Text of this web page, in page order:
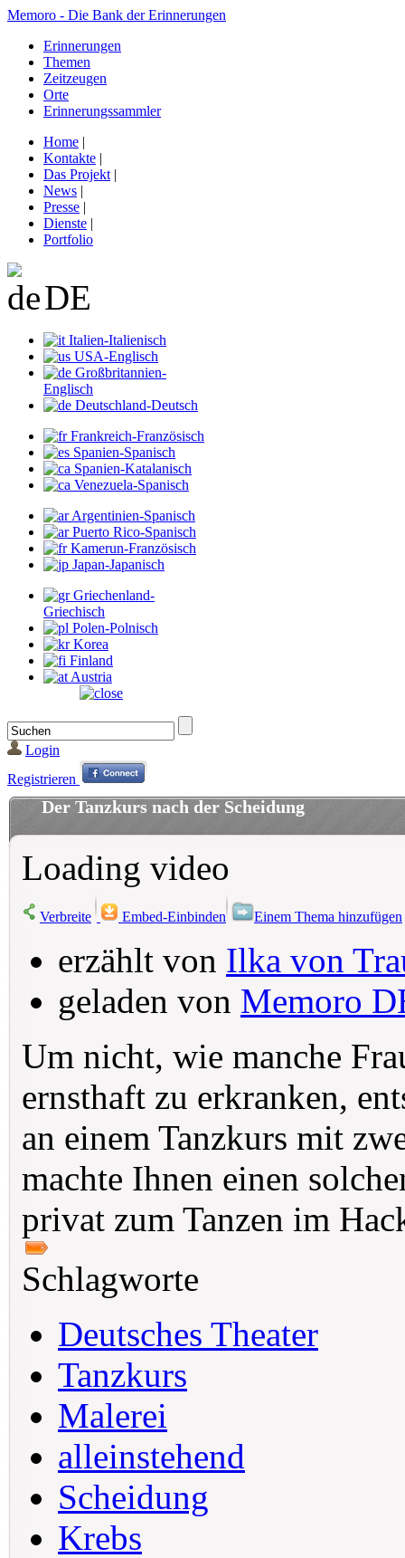
Memoro - Die Bank der Erinnerungen
Erinnerungen
Themen
Zeitzeugen
Orte
Erinnerungssammler
Home |
Kontakte |
Das Projekt |
News |
Presse |
Dienste |
Portfolio
DE
Italien-Italienisch
USA-Englisch
Großbritannien-
Englisch
Deutschland-Deutsch
Frankreich-Französisch
Spanien-Spanisch
Spanien-Katalanisch
Venezuela-Spanisch
Argentinien-Spanisch
Puerto Rico-Spanisch
Kamerun-Französisch
Japan-Japanisch
Griechenland-
Griechisch
Polen-Polnisch
Korea
Finland
Austria
Login
Registrieren
Der Tanzkurs nach der Scheidung
Loading video
Verbreite Embed-Einbinden Einem Thema hinzufügen
erzählt von Ilka von
geladen von Memoro
Um nicht, wie manche
ernsthaft zu erkranken,
an einem Tanzkurs mit
machte Ihnen einen
privat zum Tanzen im
Schlagworte
Deutsches Theater
Tanzkurs
Malerei
alleinstehend
Scheidung
Krebs